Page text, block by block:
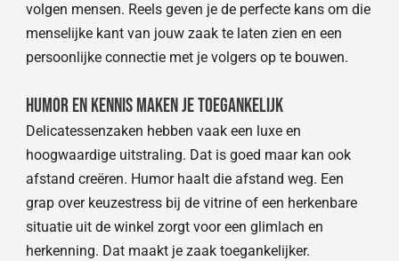
volgen mensen. Reels geven je de perfecte kans om die
menselijke kant van jouw zaak te laten zien en een
persoonlijke connectie met je volgers op te bouwen.
Humor en kennis maken je toegankelijk
Delicatessenzaken hebben vaak een luxe en
hoogwaardige uitstraling. Dat is goed maar kan ook
afstand creëren. Humor haalt die afstand weg. Een
grap over keuzestress bij de vitrine of een herkenbare
situatie uit de winkel zorgt voor een glimlach en
herkenning. Dat maakt je zaak toegankelijker.